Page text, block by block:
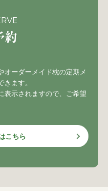
約
オーダーメイド枕の定期メ
きます。
表示されますので、ご希望
こちら